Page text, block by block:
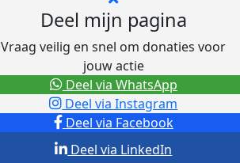
Deel mijn pagina
Vraag veilig en snel om donaties voor
jouw actie
Deel via Facebook
Deel via Instagram
Deel via LinkedIn
Deel via WhatsApp